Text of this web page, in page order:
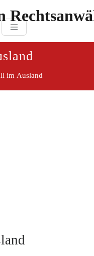
Döhl & Kollegen
im Ausland